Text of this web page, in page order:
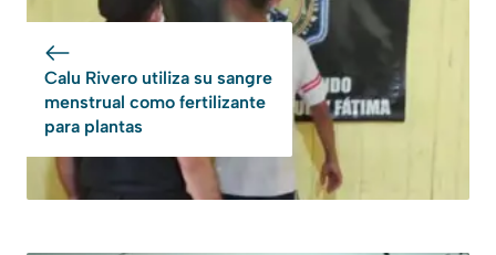
Calu Rivero utiliza su sangre
menstrual como fertilizante
para plantas